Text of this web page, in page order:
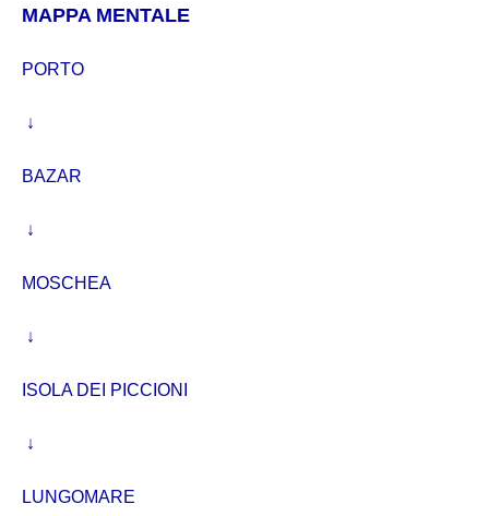
MAPPA MENTALE
PORTO
↓
BAZAR
↓
MOSCHEA
↓
ISOLA DEI PICCIONI
↓
LUNGOMARE